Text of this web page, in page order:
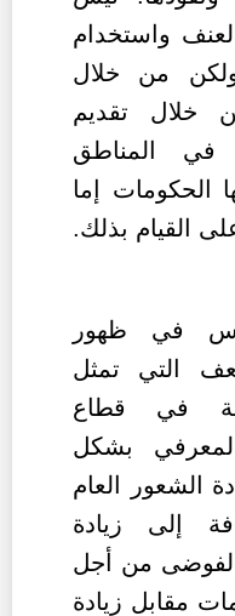
واستخدام
ولكن من خلال
خلال تقديم
في المناطق
الحكومات إما
القيام بذلك.
في ظهور
التي تمثل
في قطاع
بشكل
الشعور العام
إلى زيادة
الفوضى من أجل
مقابل زيادة